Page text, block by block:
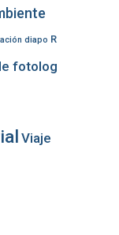
diapo R
fotolog
Viaje